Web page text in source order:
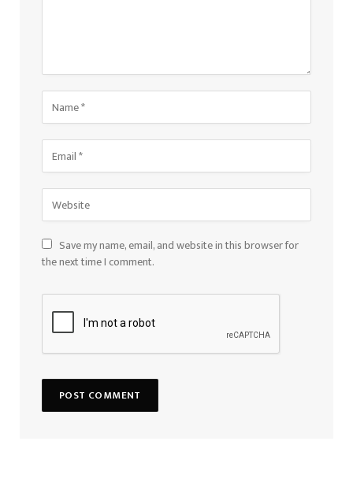
Save my name, email, and website in this browser for
the next time I comment.